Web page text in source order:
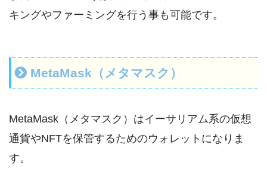
キングやファーミングを行う事も可能です。
MetaMask（メタマスク）
MetaMask（メタマスク）はイーサリアム系の仮想
通貨やNFTを保管するためのウォレットになりま
す。